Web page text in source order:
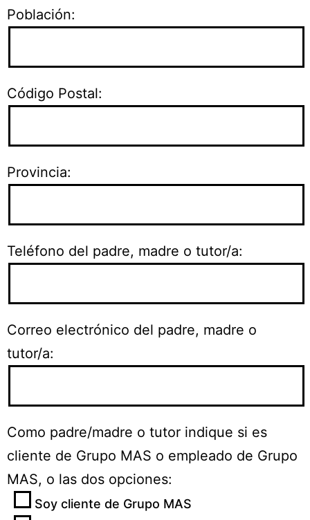
Población:
Código Postal:
Provincia:
Teléfono del padre, madre o tutor/a:
Correo electrónico del padre, madre o
tutor/a:
Como padre/madre o tutor indique si es
cliente de Grupo MAS o empleado de Grupo
MAS, o las dos opciones:
Soy cliente de Grupo MAS